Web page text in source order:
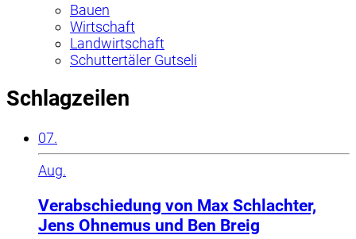
Bauen
Wirtschaft
Landwirtschaft
Schuttertäler Gutseli
Schlagzeilen
07.
Aug.
Verabschiedung von Max Schlachter,
Jens Ohnemus und Ben Breig